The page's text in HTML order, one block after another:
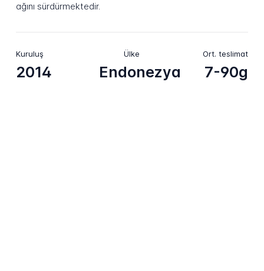
ağını sürdürmektedir.
Kuruluş
2014
Ülke
Endonezya
Ort. teslimat
7-90g